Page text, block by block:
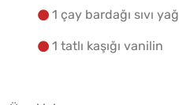
1 çay bardağı sıvı yağ
1 tatlı kaşığı vanilin